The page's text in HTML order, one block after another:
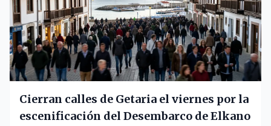
Cierran calles de Getaria el viernes por la
escenificación del Desembarco de Elkano